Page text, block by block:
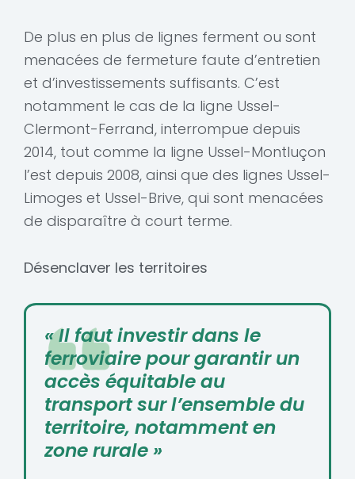
De plus en plus de lignes ferment ou sont
menacées de fermeture faute d’entretien
et d’investissements suffisants. C’est
notamment le cas de la ligne Ussel-
Clermont-Ferrand, interrompue depuis
2014, tout comme la ligne Ussel-Montluçon
l’est depuis 2008, ainsi que des lignes Ussel-
Limoges et Ussel-Brive, qui sont menacées
de disparaître à court terme.
Désenclaver les territoires
« Il faut investir dans le
ferroviaire pour garantir un
accès équitable au
transport sur l’ensemble du
territoire, notamment en
zone rurale »